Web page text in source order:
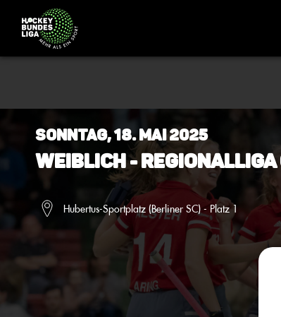
Sonntag, 18. Mai 2025
Weiblich - Regionalliga
Hubertus-Sportplatz (Berliner SC) - Platz 1